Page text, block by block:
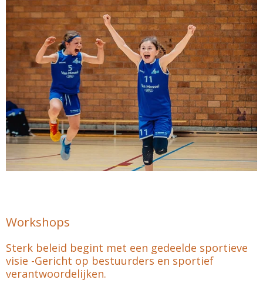
Workshops
Sterk beleid begint met een gedeelde sportieve
visie -Gericht op bestuurders en sportief
verantwoordelijken.